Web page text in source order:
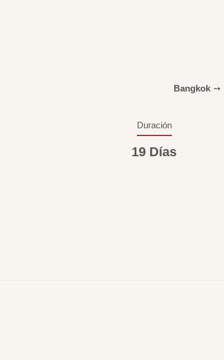
Bangkok ➙
Duración
19 Días